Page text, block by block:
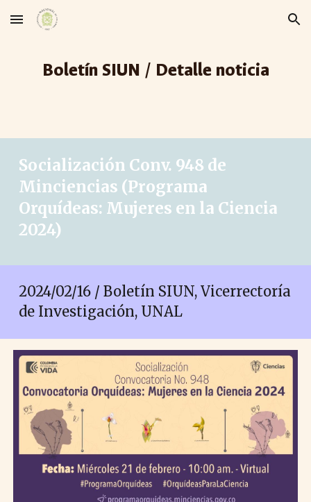
Skip to main content Skip to navigation
Boletín SIUN / Detalle noticia
Socialización Conv. 948 de
Minciencias (Programa
Orquídeas: Mujeres en la Ciencia
2024)
2024/02/16 / Boletín SIUN, Vicerrectoría
de Investigación, UNAL